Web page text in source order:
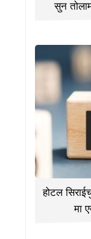
सुन
होटल
मा